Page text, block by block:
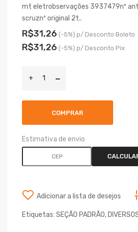
mt eletrobservações 3937479nº
scruznº original 2t..
R$31,26 (-5%) p/ Desconto Boleto
R$31,26 (-5%) p/ Desconto Pix
COMPRAR
Estimativa de envio
Adicionar a lista de desejos
Etiquetas: SEÇÃO PADRÃO,